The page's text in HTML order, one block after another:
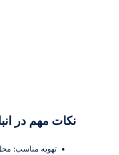
نکات مهم در
تهویه مناسب: